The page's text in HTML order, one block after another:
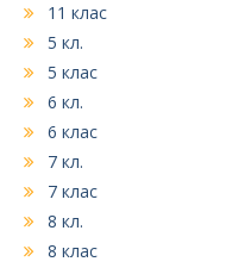
11 клас
5 кл.
5 клас
6 кл.
6 клас
7 кл.
7 клас
8 кл.
8 клас